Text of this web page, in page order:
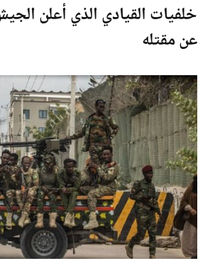
خلفيات القيادي الذي أعلن
عن مقتله